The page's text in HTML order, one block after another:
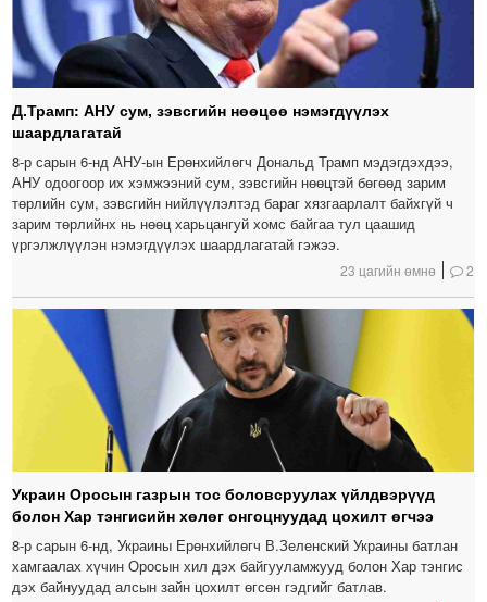
Д.Трамп: АНУ сум, зэвсгийн нөөцөө нэмэгдүүлэх
шаардлагатай
8-р сарын 6-нд АНУ-ын Ерөнхийлөгч Дональд Трамп мэдэгдэхдээ,
АНУ одоогоор их хэмжээний сум, зэвсгийн нөөцтэй бөгөөд зарим
төрлийн сум, зэвсгийн нийлүүлэлтэд бараг хязгаарлалт байхгүй ч
зарим төрлийнх нь нөөц харьцангуй хомс байгаа тул цаашид
үргэлжлүүлэн нэмэгдүүлэх шаардлагатай гэжээ.
23 цагийн өмнө 2
Украин Оросын газрын тос боловсруулах үйлдвэрүүд
болон Хар тэнгисийн хөлөг онгоцнуудад цохилт өгчээ
8-р сарын 6-нд, Украины Ерөнхийлөгч В.Зеленский Украины батлан ​​
хамгаалах хүчин Оросын хил дэх байгууламжууд болон Хар тэнгис
дэх байнуудад алсын зайн цохилт өгсөн гэдгийг батлав.